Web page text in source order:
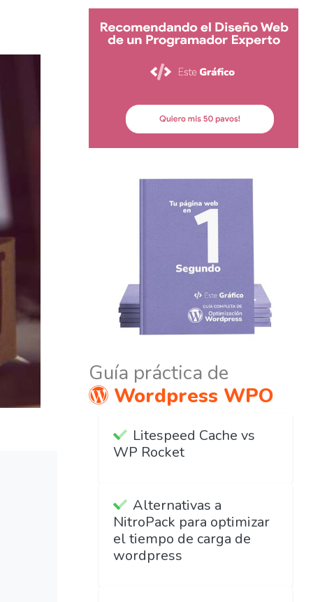
Guía práctica de
Wordpress WPO
Litespeed Cache vs
WP Rocket
Alternativas a
NitroPack para optimizar
el tiempo de carga de
wordpress